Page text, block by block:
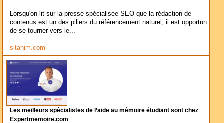
Lorsqu'on lit sur la presse spécialisée SEO que la rédaction de
contenus est un des piliers du référencement naturel, il est opportun
de se tourner vers le...
sitanim.com
Les meilleurs spécialistes de l’aide au mémoire étudiant sont chez
Expertmemoire.com